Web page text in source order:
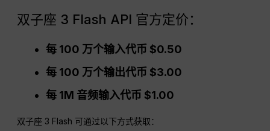
双子座 3 Flash API 官方定价：
每 100 万个输入代币 $0.50
每 100 万个输出代币 $3.00
每 1M 音频输入代币 $1.00
双子座 3 Flash 可通过以下方式获取：